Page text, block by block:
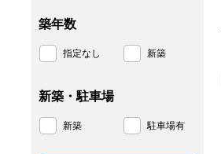
築年数
指定なし 新築
新築・駐車場
新築 駐車場有